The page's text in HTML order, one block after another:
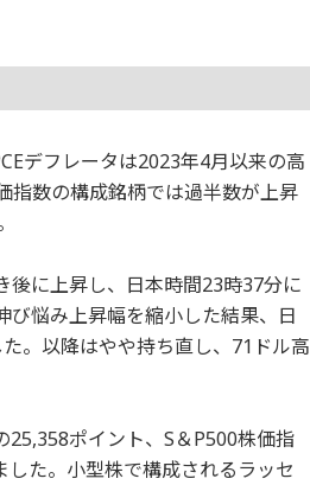
デフレータは2023年4月以来の高
指数の構成銘柄では過半数が上昇
後に上昇し、日本時間23時37分に
悩み上昇幅を縮小した結果、日
。以降はやや持ち直し、71ドル高
ポイント、S＆P500株価指
た。小型株で構成されるラッセ